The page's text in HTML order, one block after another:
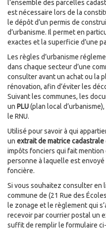
l’ensemble des parcelles
est nécessaire lors de la
le dépôt d’un permis de
d’urbanisme. Il permet en
exactes et la superficie d’une
Les règles d’urbanisme
dans chaque secteur d’une
consulter avant un achat ou la
rénovation, afin d’éviter les
Suivant les communes, les
un PLU(plan local
le RNU.
Utilisé pour savoir à qui
un extrait de matrice cadastrale
impôts fonciers qui fait mention
personne à laquelle est envoyé
foncière.
Si vous souhaitez consulter en
commune de (21 Rue des
le zonage et le règlement qui
recevoir par courrier postal un
suffit de remplir le formulaire